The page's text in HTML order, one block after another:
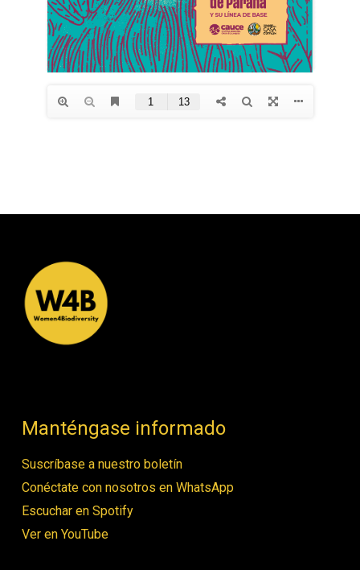
Manténgase informado
Suscríbase a nuestro boletín
Conéctate con nosotros en WhatsApp
Escuchar en Spotify
Ver en YouTube